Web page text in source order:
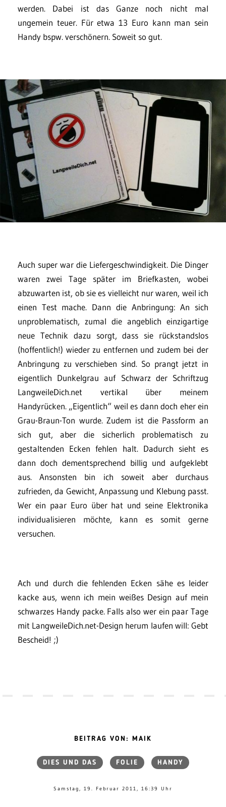
werden. Dabei ist das Ganze noch nicht mal
ungemein teuer. Für etwa 13 Euro kann man sein
Handy bspw. verschönern. Soweit so gut.
Auch super war die Liefergeschwindigkeit. Die Dinger
waren zwei Tage später im Briefkasten, wobei
abzuwarten ist, ob sie es vielleicht nur waren, weil ich
einen Test mache. Dann die Anbringung: An sich
unproblematisch, zumal die angeblich einzigartige
neue Technik dazu sorgt, dass sie rückstandslos
(hoffentlich!) wieder zu entfernen und zudem bei der
Anbringung zu verschieben sind. So prangt jetzt in
eigentlich Dunkelgrau auf Schwarz der Schriftzug
LangweileDich.net vertikal über meinem
Handyrücken. „Eigentlich“ weil es dann doch eher ein
Grau-Braun-Ton wurde. Zudem ist die Passform an
sich gut, aber die sicherlich problematisch zu
gestaltenden Ecken fehlen halt. Dadurch sieht es
dann doch dementsprechend billig und aufgeklebt
aus. Ansonsten bin ich soweit aber durchaus
zufrieden, da Gewicht, Anpassung und Klebung passt.
Wer ein paar Euro über hat und seine Elektronika
individualisieren möchte, kann es somit gerne
versuchen.
Ach und durch die fehlenden Ecken sähe es leider
kacke aus, wenn ich mein weißes Design auf mein
schwarzes Handy packe. Falls also wer ein paar Tage
mit LangweileDich.net-Design herum laufen will: Gebt
Bescheid! ;)
BEITRAG VON: MAIK
DIES UND DAS FOLIE HANDY
Samstag, 19. Februar 2011, 16:39 Uhr